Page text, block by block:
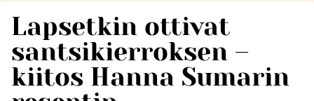
Lapsetkin ottivat
santsikierroksen –
kiitos Hanna Sumarin